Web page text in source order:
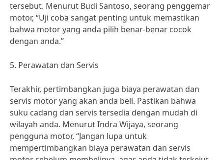
tersebut. Menurut Budi Santoso, seorang penggemar
motor, “Uji coba sangat penting untuk memastikan
bahwa motor yang anda pilih benar-benar cocok
dengan anda.”
5. Perawatan dan Servis
Terakhir, pertimbangkan juga biaya perawatan dan
servis motor yang akan anda beli. Pastikan bahwa
suku cadang dan servis tersedia dengan mudah di
wilayah anda. Menurut Indra Wijaya, seorang
pengguna motor, “Jangan lupa untuk
mempertimbangkan biaya perawatan dan servis